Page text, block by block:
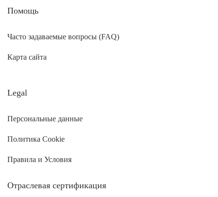
Помощь
Часто задаваемые вопросы (FAQ)
Карта сайта
Legal
Персональные данные
Политика Cookie
Правила и Условия
Отраслевая сертификация